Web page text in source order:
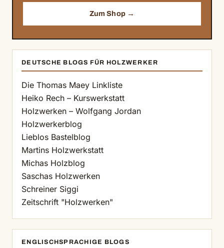
Zum Shop →
DEUTSCHE BLOGS FÜR HOLZWERKER
Die Thomas Maey Linkliste
Heiko Rech – Kurswerkstatt
Holzwerken – Wolfgang Jordan
Holzwerkerblog
Lieblos Bastelblog
Martins Holzwerkstatt
Michas Holzblog
Saschas Holzwerken
Schreiner Siggi
Zeitschrift "Holzwerken"
ENGLISCHSPRACHIGE BLOGS